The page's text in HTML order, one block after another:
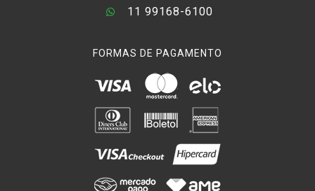
11 99168-6100
FORMAS DE PAGAMENTO